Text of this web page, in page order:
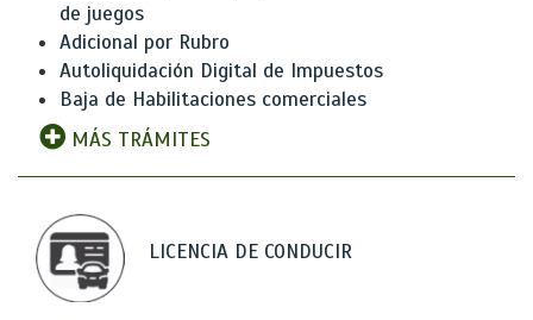
de juegos
Adicional por Rubro
Autoliquidación Digital de Impuestos
Baja de Habilitaciones comerciales
MÁS TRÁMITES
LICENCIA DE CONDUCIR